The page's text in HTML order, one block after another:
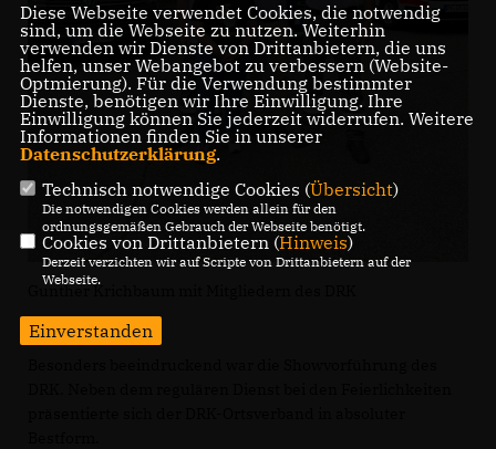
Gunther Krichbaum mit Mitgliedern des DRK
Diese Webseite verwendet Cookies, die notwendig
sind, um die Webseite zu nutzen. Weiterhin
verwenden wir Dienste von Drittanbietern, die uns
helfen, unser Webangebot zu verbessern (Website-
Optmierung). Für die Verwendung bestimmter
Dienste, benötigen wir Ihre Einwilligung. Ihre
Einwilligung können Sie jederzeit widerrufen. Weitere
Informationen finden Sie in unserer
Datenschutzerklärung.
Technisch notwendige Cookies (Übersicht)
Die notwendigen Cookies werden allein für den
ordnungsgemäßen Gebrauch der Webseite benötigt.
Cookies von Drittanbietern (Hinweis)
Derzeit verzichten wir auf Scripte von Drittanbietern auf der
Webseite.
Einverstanden